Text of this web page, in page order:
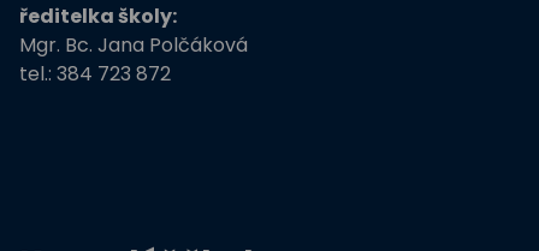
ředitelka školy:
Mgr. Bc. Jana Polčáková
tel.: 384 723 872